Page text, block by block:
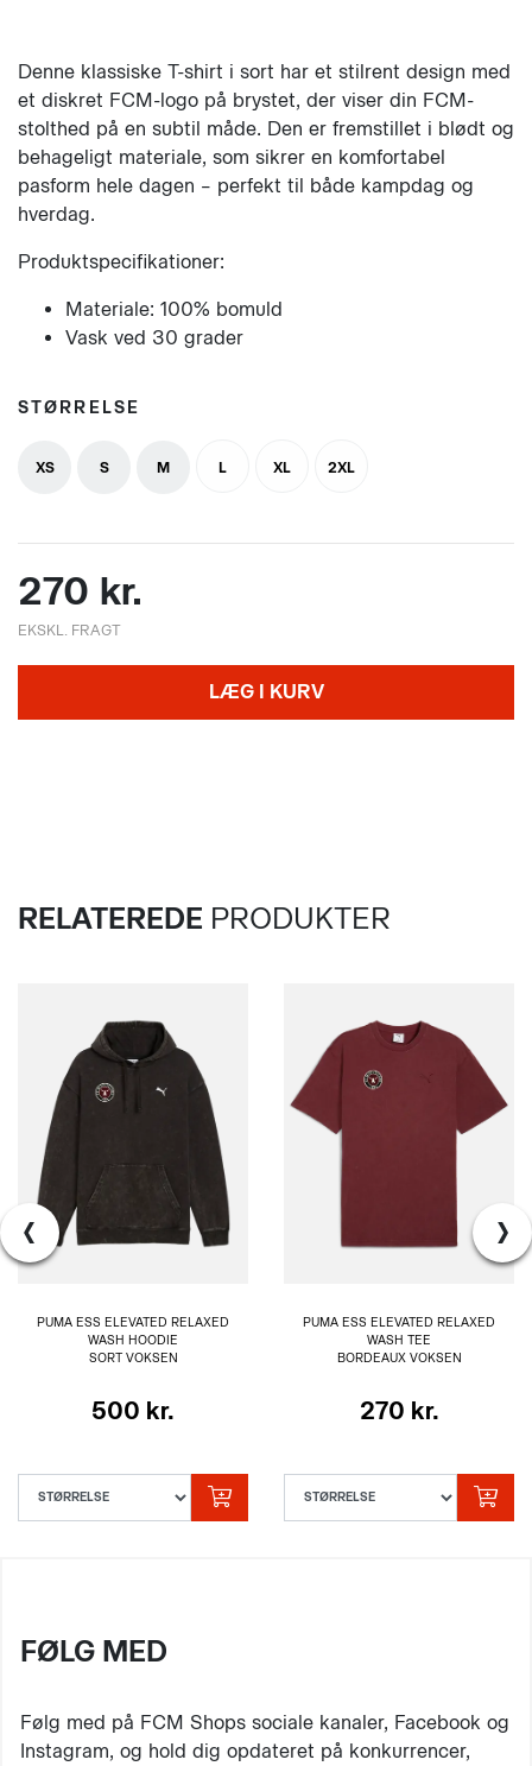
Denne klassiske T-shirt i sort har et stilrent design med
et diskret FCM-logo på brystet, der viser din FCM-
stolthed på en subtil måde. Den er fremstillet i blødt og
behageligt materiale, som sikrer en komfortabel
pasform hele dagen – perfekt til både kampdag og
hverdag.
Produktspecifikationer:
Materiale: 100% bomuld
Vask ved 30 grader
STØRRELSE
XS S M L XL 2XL
270 kr.
EKSKL. FRAGT
LÆG I KURV
RELATEREDE PRODUKTER
PUMA ESS ELEVATED RELAXED
WASH HOODIE
SORT VOKSEN
500 kr.
PUMA ESS ELEVATED RELAXED
WASH TEE
BORDEAUX VOKSEN
270 kr.
‹ ›
FØLG MED
Følg med på FCM Shops sociale kanaler, Facebook og
Instagram, og hold dig opdateret på konkurrencer,